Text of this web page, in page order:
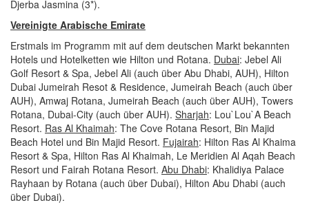
Djerba Jasmina (3*).
Vereinigte Arabische Emirate
Erstmals im Programm mit auf dem deutschen Markt bekannten
Hotels und Hotelketten wie Hilton und Rotana. Dubai: Jebel Ali
Golf Resort & Spa, Jebel Ali (auch über Abu Dhabi, AUH), Hilton
Dubai Jumeirah Resot & Residence, Jumeirah Beach (auch über
AUH), Amwaj Rotana, Jumeirah Beach (auch über AUH), Towers
Rotana, Dubai-City (auch über AUH). Sharjah: Lou`Lou`A Beach
Resort. Ras Al Khaimah: The Cove Rotana Resort, Bin Majid
Beach Hotel und Bin Majid Resort. Fujairah: Hilton Ras Al Khaima
Resort & Spa, Hilton Ras Al Khaimah, Le Meridien Al Aqah Beach
Resort und Fairah Rotana Resort. Abu Dhabi: Khalidiya Palace
Rayhaan by Rotana (auch über Dubai), Hilton Abu Dhabi (auch
über Dubai).